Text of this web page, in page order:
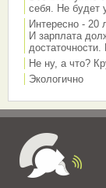
себя. Не будет
Интересно - 20
И зарплата
Не ну, а что?
Экологично